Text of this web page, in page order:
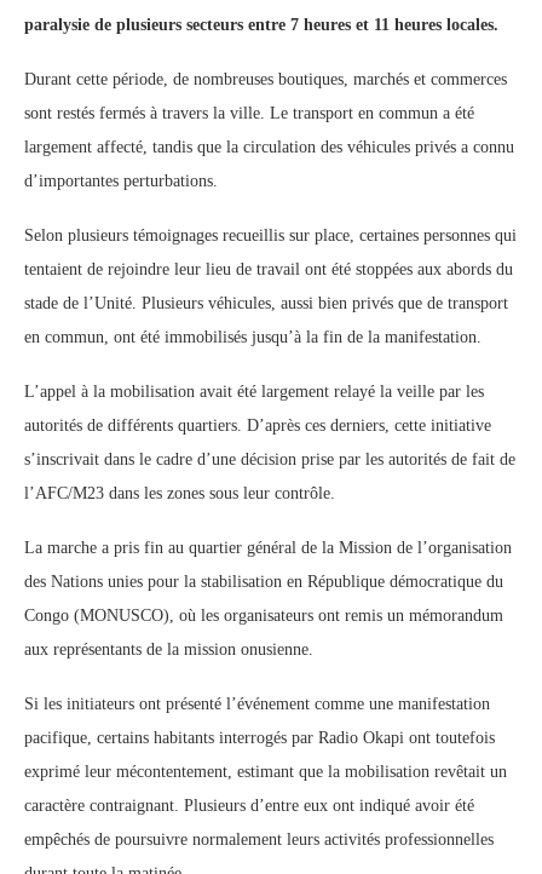
paralysie de plusieurs secteurs entre 7 heures et 11 heures locales.
Durant cette période, de nombreuses boutiques, marchés et commerces
sont restés fermés à travers la ville. Le transport en commun a été
largement affecté, tandis que la circulation des véhicules privés a connu
d’importantes perturbations.
Selon plusieurs témoignages recueillis sur place, certaines personnes qui
tentaient de rejoindre leur lieu de travail ont été stoppées aux abords du
stade de l’Unité. Plusieurs véhicules, aussi bien privés que de transport
en commun, ont été immobilisés jusqu’à la fin de la manifestation.
L’appel à la mobilisation avait été largement relayé la veille par les
autorités de différents quartiers. D’après ces derniers, cette initiative
s’inscrivait dans le cadre d’une décision prise par les autorités de fait de
l’AFC/M23 dans les zones sous leur contrôle.
La marche a pris fin au quartier général de la Mission de l’organisation
des Nations unies pour la stabilisation en République démocratique du
Congo (MONUSCO), où les organisateurs ont remis un mémorandum
aux représentants de la mission onusienne.
Si les initiateurs ont présenté l’événement comme une manifestation
pacifique, certains habitants interrogés par Radio Okapi ont toutefois
exprimé leur mécontentement, estimant que la mobilisation revêtait un
caractère contraignant. Plusieurs d’entre eux ont indiqué avoir été
empêchés de poursuivre normalement leurs activités professionnelles